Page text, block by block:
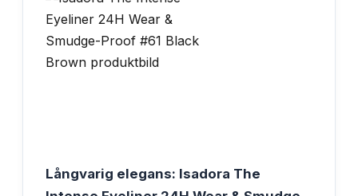
Långvarig elegans: Isadora The